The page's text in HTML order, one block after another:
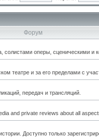
Форум
оперы, сценическими и
театре и за его пределами с
передач и трансляций.
and private reviews about all
Доступно только